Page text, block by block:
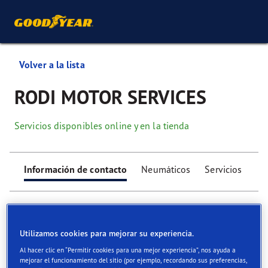
Volver a la lista
RODI MOTOR SERVICES
Servicios disponibles online y en la tienda
Información de contacto Neumáticos Servicios
Find your tyres
Utilizamos cookies para mejorar su experiencia.
Al hacer clic en “Permitir cookies para una mejor experiencia”, nos ayuda a
mejorar el funcionamiento del sitio (por ejemplo, recordando sus preferencias,